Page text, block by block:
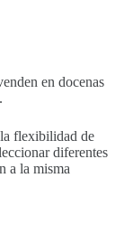
en docenas
flexibilidad de
diferentes
a la misma